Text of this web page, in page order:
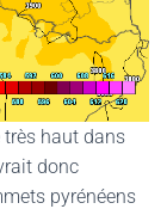
très haut dans
donc
pyrénéens